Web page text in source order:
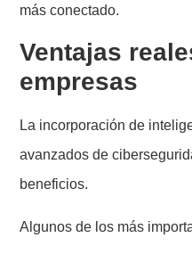
más conectado.
Ventajas
empresas
La incorporación de
avanzados de
beneficios.
Algunos de los más